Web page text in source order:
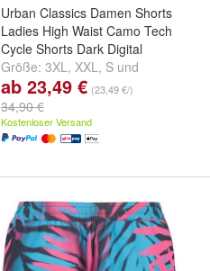
Urban Classics Damen Shorts
Ladies High Waist Camo Tech
Cycle Shorts Dark Digital
Größe: 3XL, XXL, S und
weitere ...
ab 23,49 € (23,49 €/)
34,90 €
Kostenloser Versand